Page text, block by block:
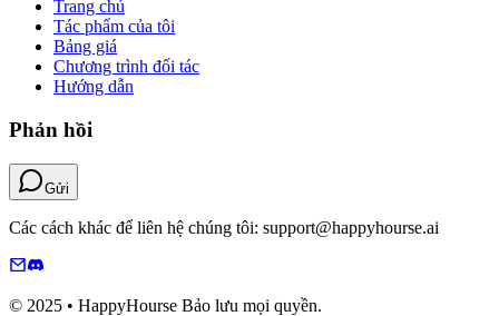
Trang chủ
Tác phẩm của tôi
Bảng giá
Chương trình đối tác
Hướng dẫn
Phản hồi
Gửi
Các cách khác để liên hệ chúng tôi: support@happyhourse.ai
© 2025 • HappyHourse Bảo lưu mọi quyền.